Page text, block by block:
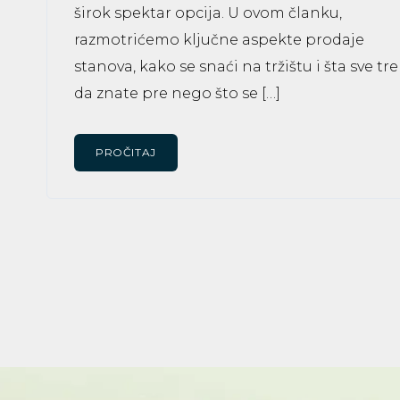
širok spektar opcija. U ovom članku,
razmotrićemo ključne aspekte prodaje
stanova, kako se snaći na tržištu i šta sve
da znate pre nego što se […]
PROČITAJ